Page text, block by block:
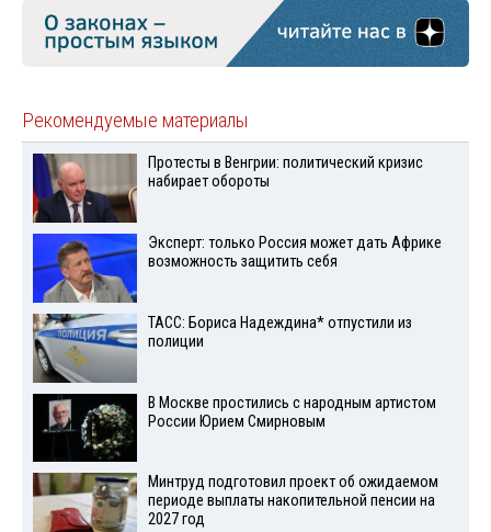
Рекомендуемые материалы
Протесты в Венгрии: политический кризис
набирает обороты
Эксперт: только Россия может дать Африке
возможность защитить себя
ТАСС: Бориса Надеждина* отпустили из
полиции
В Москве простились с народным артистом
России Юрием Смирновым
Минтруд подготовил проект об ожидаемом
периоде выплаты накопительной пенсии на
2027 год